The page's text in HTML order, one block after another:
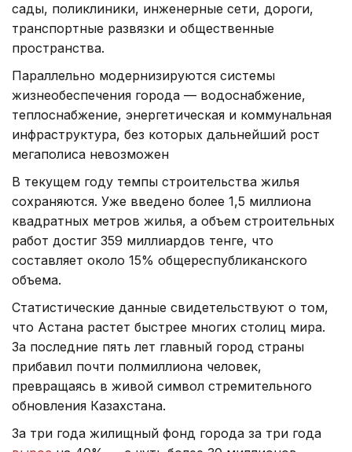
сады, поликлиники, инженерные сети, дороги,
транспортные развязки и общественные
пространства.
Параллельно модернизируются системы
жизнеобеспечения города — водоснабжение,
теплоснабжение, энергетическая и коммунальная
инфраструктура, без которых дальнейший рост
мегаполиса невозможен
В текущем году темпы строительства жилья
сохраняются. Уже введено более 1,5 миллиона
квадратных метров жилья, а объем строительных
работ достиг 359 миллиардов тенге, что
составляет около 15% общереспубликанского
объема.
Статистические данные свидетельствуют о том,
что Астана растет быстрее многих столиц мира.
За последние пять лет главный город страны
прибавил почти полмиллиона человек,
превращаясь в живой символ стремительного
обновления Казахстана.
За три года жилищный фонд города за три года